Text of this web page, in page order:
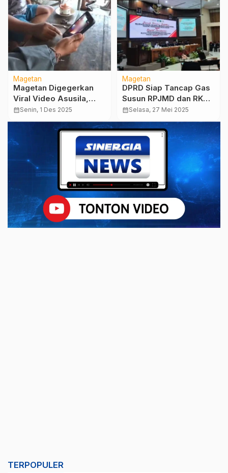
Magetan
Magetan Digegerkan
Viral Video Asusila,
Polisi Sudah Amankan
Terduga Pelaku
calendar_monthSenin, 1 Des 2025
Magetan
DPRD Siap Tancap Gas
Susun RPJMD dan RKPD
bersama Pemkab
Magetan
calendar_monthSelasa, 27 Mei 2025
TERPOPULER